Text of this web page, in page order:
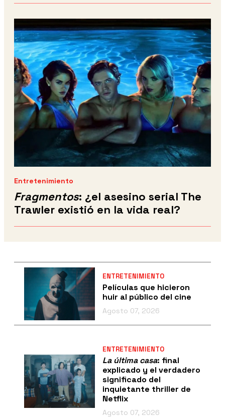
Entretenimiento
Fragmentos: ¿el asesino serial The
Trawler existió en la vida real?
ENTRETENIMIENTO
Películas que hicieron
huir al público del cine
Agosto 07, 2026
ENTRETENIMIENTO
La última casa: final
explicado y el verdadero
significado del
inquietante thriller de
Netflix
Agosto 07, 2026